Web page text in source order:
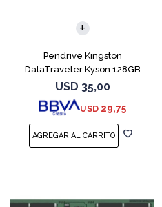
Pendrive Kingston
DataTraveler Kyson 128GB
USB 3.2
USD 35,00
USD 29,75